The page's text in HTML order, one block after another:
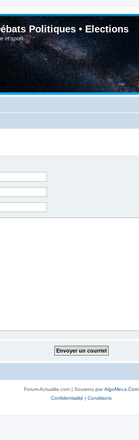
Politiques • Elections
et sport
Forum-Actualite.com | Soutenu parAlgoMeca.Com
Confidentialité | Conditions